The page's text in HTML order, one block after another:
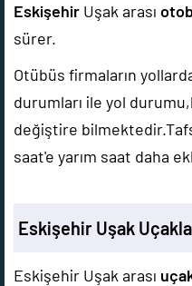
Eskişehir Uşak arası
sürer.
Otübüs firmaların
durumları ile yol
değiştire
saat'e yarım saat daha
Eskişehir Uşak
Eskişehir Uşak arası